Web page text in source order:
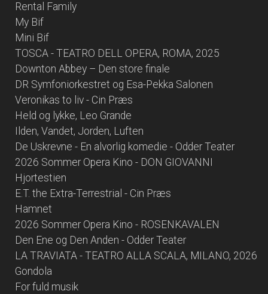
Rental Family
My Bif
Mini Bif
TOSCA - TEATRO DELL OPERA, ROMA, 2025
Downton Abbey – Den store finale
DR Symfoniorkestret og Esa-Pekka Salonen
Veronikas to liv - Cin Præs
Held og lykke, Leo Grande
Ilden, Vandet, Jorden, Luften
De Uskrevne - En alvorlig komedie - Odder Teater
2026 Sommer Opera Kino - DON GIOVANNI
Hjortestien
E.T. the Extra-Terrestrial - Cin Præs
Hamnet
2026 Sommer Opera Kino - ROSENKAVALEN
Den Ene og Den Anden - Odder Teater
LA TRAVIATA - TEATRO ALLA SCALA, MILANO, 2026
Gondola
For fuld musik